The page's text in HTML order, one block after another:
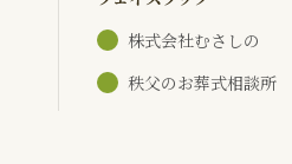
株式会社むさしの
秩父のお葬式相談所